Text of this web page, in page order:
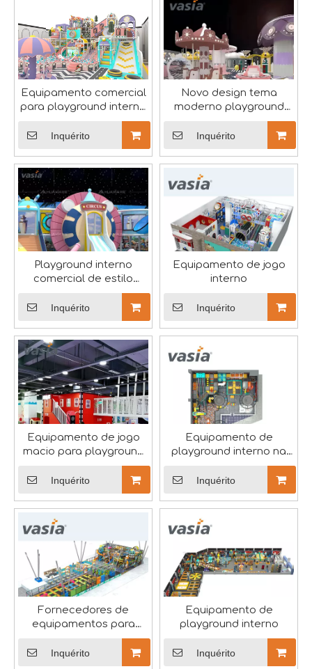
Sobre Huaxia Entertainment
Huaxia Amusement Co., Ltd., também com a marca
2024 RAAPA EXPO - Vasia
Participaremos da exposição russa deste ano.RAAPA
8 de março é um dia importante para celebrar as
Equipamento comercial
para playground interno
Inquérito
Novo design tema
moderno playground
interno parque infantil -
Vasia
Inquérito
Playground interno
comercial de estilo
moderno para crianças -
Vasia
Inquérito
Equipamento de jogo
interno
Inquérito
Equipamento de jogo
macio para playground
interno comercial para
crianças - Vasia
Inquérito
Equipamento de
playground interno na
Inquérito
Fornecedores de
equipamentos para
playgrounds internos
Inquérito
Equipamento de
playground interno
Inquérito